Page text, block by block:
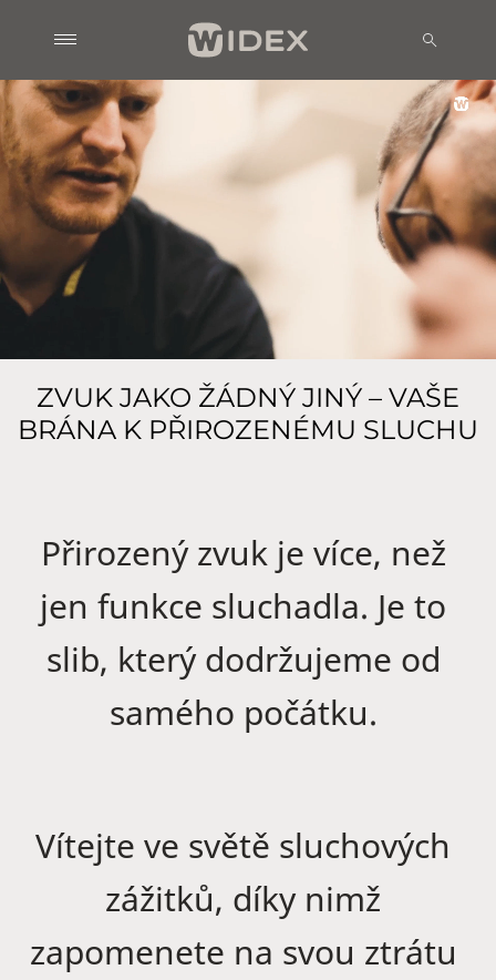
ZVUK JAKO ŽÁDNÝ JINÝ – VAŠE
BRÁNA K PŘIROZENÉMU SLUCHU
Přirozený zvuk je více, než
jen funkce sluchadla. Je to
slib, který dodržujeme od
samého počátku.
Vítejte ve světě sluchových
zážitků, díky nimž
zapomenete na svou ztrátu